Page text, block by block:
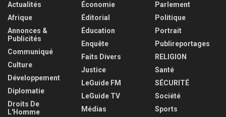
Actualités
Afrique
Annonces &
Publicités
Communiqué
Culture
Développement
Diplomatie
Droits De
L'Homme
Économie
Éditorial
Éducation
Enquête
Faits Divers
Justice
LeGuide FM
LeGuide TV
Médias
Parlement
Politique
Portrait
Publireportages
RELIGION
Santé
SÉCURITÉ
Société
Sports